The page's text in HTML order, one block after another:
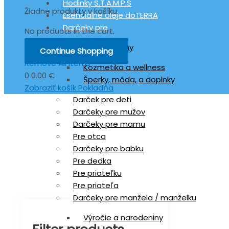
Hodinky S.T.A.M.P.S
Esenciálne oleje doTERRA
Darčeky pre
Darček pre ženy
Kozmetika a wellness
Šperky, móda, a doplnky
Darček pre deti
Darčeky pre mužov
Darčeky pre mamu
Pre otca
Darčeky pre babku
Pre dedka
Pre priateľku
Pre priateľa
Darčeky pre manžela / manželku
Výročie a narodeniny
Žiadne produkty v košíku.
No products in the cart.
Continue Shopping
Remove All Items
0 0.00 €
Zobraziť košík Pokladňa